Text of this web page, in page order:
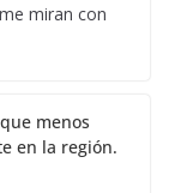
miran con
menos
en la región.